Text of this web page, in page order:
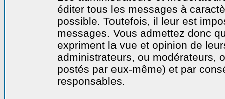
éditer tous les messages à
possible. Toutefois, il leur est
messages. Vous admettez donc
expriment la vue et opinion de
administrateurs, ou modérateurs,
postés par eux-même) et par
responsables.